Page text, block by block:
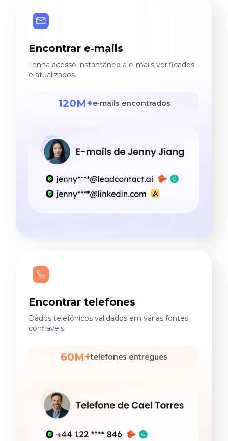
Encontrar e‑mails
Tenha acesso instantâneo a e‑mails verificados
e atualizados.
120M+e‑mails encontrados
Encontrar telefones
Dados telefônicos validados em várias fontes
confiáveis.
60M+telefones entregues